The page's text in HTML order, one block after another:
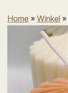
Home » Winkel »